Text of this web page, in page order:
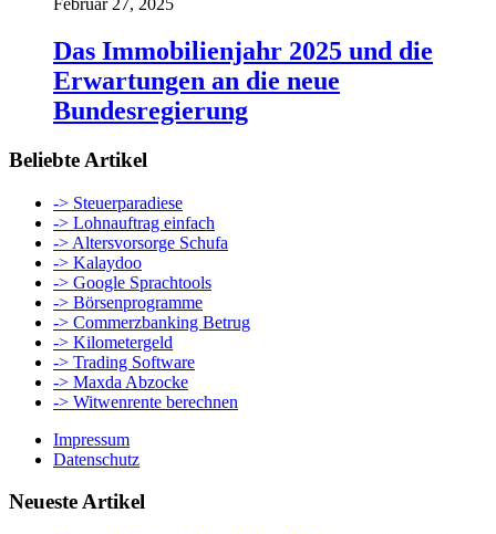
Februar 27, 2025
Das Immobilienjahr 2025 und die
Erwartungen an die neue
Bundesregierung
Beliebte Artikel
-> Steuerparadiese
-> Lohnauftrag einfach
-> Altersvorsorge Schufa
-> Kalaydoo
-> Google Sprachtools
-> Börsenprogramme
-> Commerzbanking Betrug
-> Kilometergeld
-> Trading Software
-> Maxda Abzocke
-> Witwenrente berechnen
Impressum
Datenschutz
Neueste Artikel